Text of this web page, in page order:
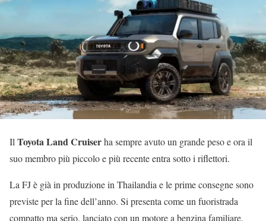
Il Toyota Land Cruiserha sempre avuto un grande peso e ora il
suo membro più piccolo e più recente entra sotto i riflettori.
La FJ è già in produzione in Thailandia e le prime consegne sono
previste per la fine dell’anno. Si presenta come un fuoristrada
compatto ma serio, lanciato con un motore a benzina familiare,